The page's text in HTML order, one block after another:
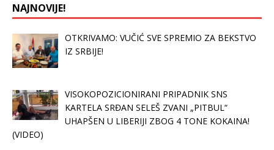
NAJNOVIJE!
OTKRIVAMO: VUČIĆ SVE SPREMIO ZA BEKSTVO
IZ SRBIJE!
VISOKOPOZICIONIRANI PRIPADNIK SNS
KARTELA SRĐAN SELEŠ ZVANI „PITBUL“
UHAPŠEN U LIBERIJI ZBOG 4 TONE KOKAINA!
(VIDEO)